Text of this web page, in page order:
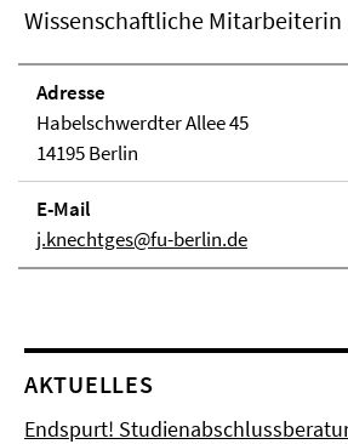
Wissenschaftliche Mitarbeiterin
Adresse
Habelschwerdter Allee 45
14195 Berlin
E-Mail
j.knechtges@fu-berlin.de
AKTUELLES
Endspurt!